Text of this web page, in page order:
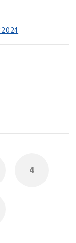
2024
4